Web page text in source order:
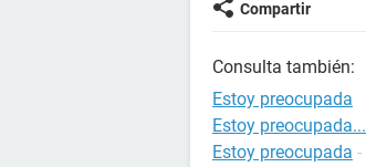
Compartir
Consulta también:
Estoy preocupada
Estoy preocupada...
Estoy preocupada -